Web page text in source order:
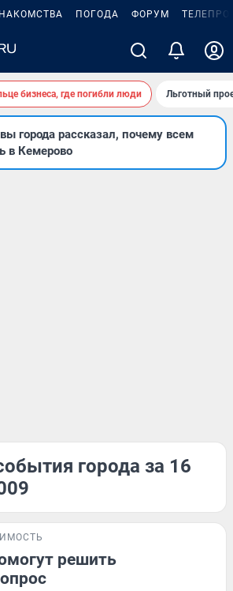
ПОГОДА ФОРУМ
бизнеса, где погибли люди Льготный
города рассказал, почему всем
в Кемерово
города за 16
решить